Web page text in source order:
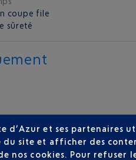
coupe file
sûreté
: A320
d’Azur et ses partenaires
du site et afficher des
nos cookies. Pour refuser